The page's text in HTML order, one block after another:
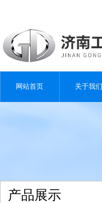
网站首页 关于我们
产品展示